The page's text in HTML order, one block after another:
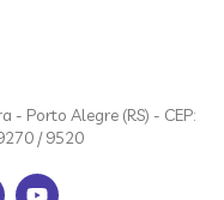
- Porto Alegre (RS) - CEP:
/ 9520